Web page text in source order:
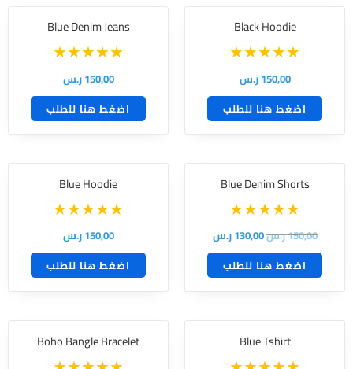
Black Hoodie
150,00ر.س
اضغط هنا للطلب
Blue Denim Jeans
150,00ر.س
اضغط هنا للطلب
Blue Denim Shorts
150,00ر.س130,00ر.س
اضغط هنا للطلب
Blue Hoodie
150,00ر.س
اضغط هنا للطلب
Blue Tshirt
Boho Bangle Bracelet